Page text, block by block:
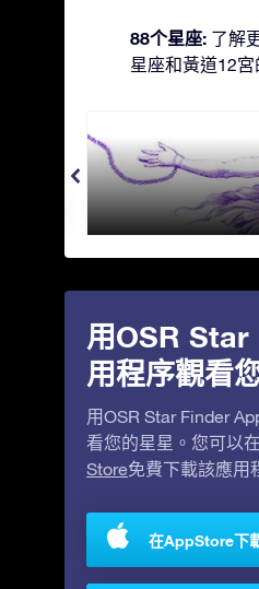
88个星座: 了解
星座和黃道12宮
Andromeda - 被鐵
用OSR
用程序觀看
用OSR Star Finder
看您的星星。您可以在
Store免費下載該應用
在AppStore下